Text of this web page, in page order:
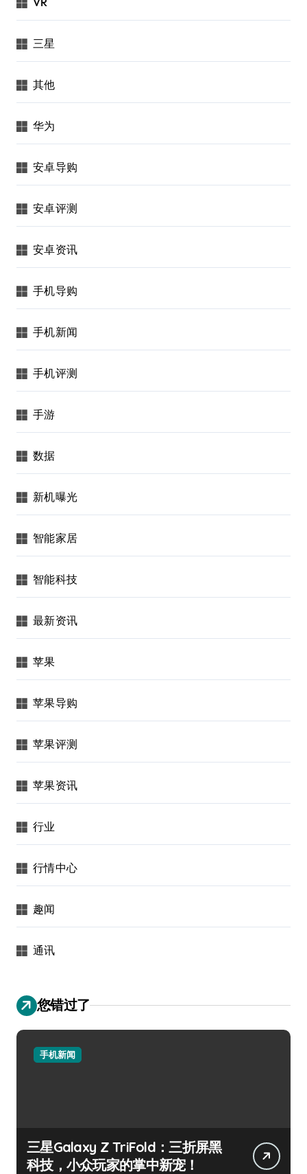
三星
其他
华为
安卓导购
安卓评测
安卓资讯
手机导购
手机新闻
手机评测
手游
数据
新机曝光
智能家居
智能科技
最新资讯
苹果
苹果导购
苹果评测
苹果资讯
行业
行情中心
趣闻
通讯
您错过了
手机新闻
三星Galaxy Z TriFold：三折屏黑
科技，小众玩家的掌中新宠！